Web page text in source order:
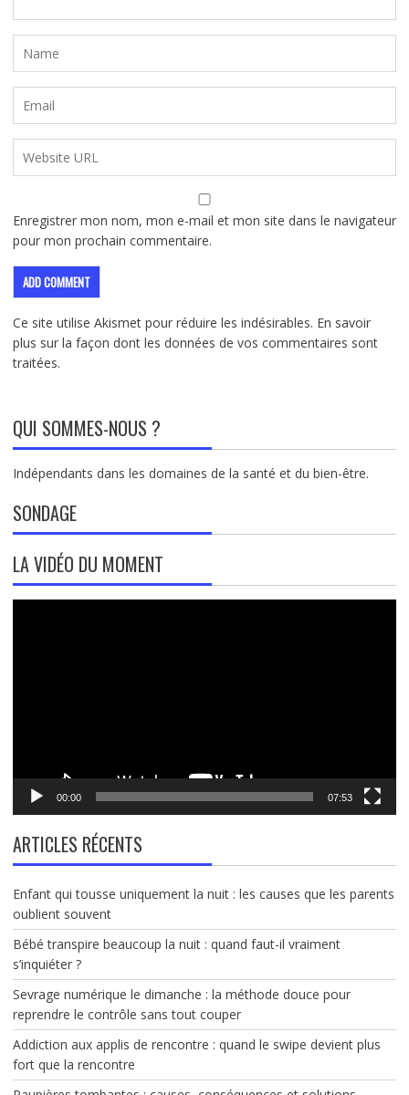
Enregistrer mon nom, mon e-mail et mon site dans le navigateur
pour mon prochain commentaire.
Ce site utilise Akismet pour réduire les indésirables. En savoir
plus sur la façon dont les données de vos commentaires sont
traitées.
QUI SOMMES-NOUS ?
Indépendants dans les domaines de la santé et du bien-être.
SONDAGE
LA VIDÉO DU MOMENT
00:00 07:53
ARTICLES RÉCENTS
Enfant qui tousse uniquement la nuit : les causes que les parents
oublient souvent
Bébé transpire beaucoup la nuit : quand faut-il vraiment
s’inquiéter ?
Sevrage numérique le dimanche : la méthode douce pour
reprendre le contrôle sans tout couper
Addiction aux applis de rencontre : quand le swipe devient plus
fort que la rencontre